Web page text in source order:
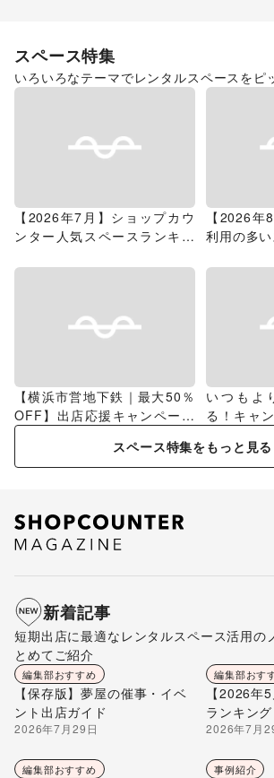
スペース特集
いろいろなテーマでレンタルスペースをピ
【2026年7月】ショップカウ
ンター人気スペースランキン
【2026年
利用の多
【横浜市営地下鉄｜最大50％
OFF】出店応援キャンペーン
特集
いつもよ
る！キャ
スペース特集をもっと見る
新着記事
短期出店に最適なレンタルスペース活用の
とめてご紹介
編集部おすすめ
【保存版】夢屋の催事・イベ
ント出店ガイド
2026年7月29日
編集部おす
【2026年
ランキン
編集部が
2026年7月
編集部おすすめ 事例紹介